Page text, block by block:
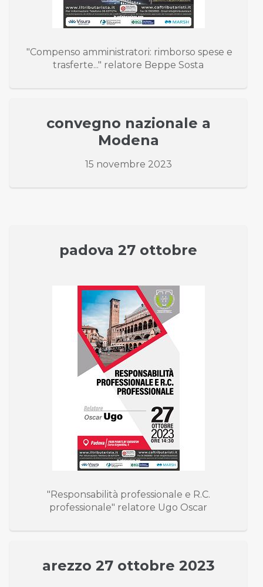
"Compenso amministratori: rimborso spese e
trasferte..." relatore Beppe Sosta
convegno nazionale a
Modena
15 novembre 2023
padova 27 ottobre
"Responsabilità professionale e R.C.
professionale" relatore Ugo Oscar
arezzo 27 ottobre 2023